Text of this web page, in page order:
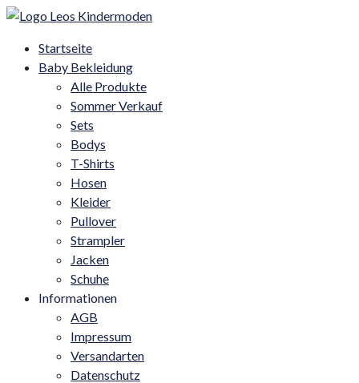
Startseite
Baby Bekleidung
Alle Produkte
Sommer Verkauf
Sets
Bodys
T-Shirts
Hosen
Kleider
Pullover
Strampler
Jacken
Schuhe
Informationen
AGB
Impressum
Versandarten
Datenschutz